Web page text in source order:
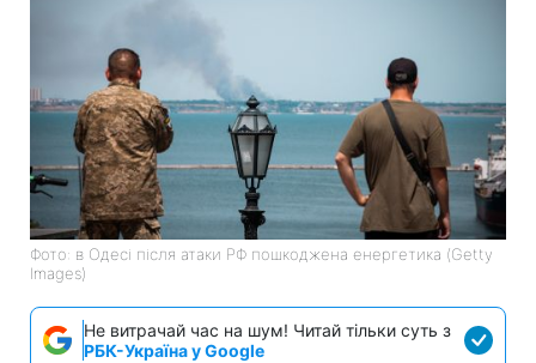
Фото: в Одесі після атаки РФ пошкоджена енергетика (Getty
Images)
Не витрачай час на шум! Читай тільки суть з
РБК-Україна у Google